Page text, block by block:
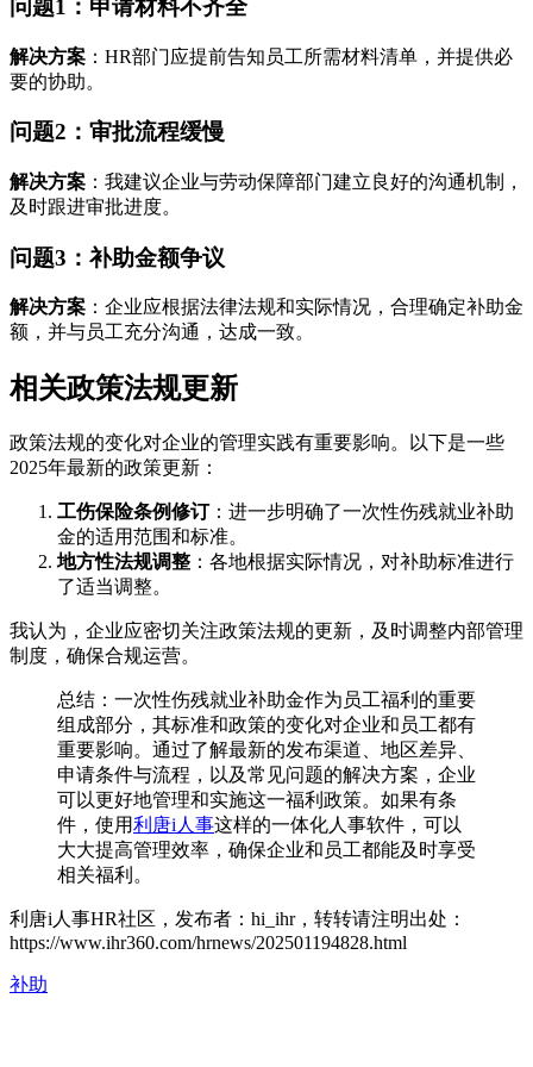
问题1：申请材料不齐全
解决方案 ：HR部门应提前告知员工所需材料清单，并提供必
要的协助。
问题2：审批流程缓慢
解决方案 ：我建议企业与劳动保障部门建立良好的沟通机制，
及时跟进审批进度。
问题3：补助金额争议
解决方案 ：企业应根据法律法规和实际情况，合理确定补助金
额，并与员工充分沟通，达成一致。
相关政策法规更新
政策法规的变化对企业的管理实践有重要影响。以下是一些
2025年最新的政策更新：
工伤保险条例修订：进一步明确了一次性伤残就业补助
金的适用范围和标准。
地方性法规调整 ：各地根据实际情况，对补助标准进行
了适当调整。
我认为，企业应密切关注政策法规的更新，及时调整内部管理
制度，确保合规运营。
总结：一次性伤残就业补助金作为员工福利的重要
组成部分，其标准和政策的变化对企业和员工都有
重要影响。通过了解最新的发布渠道、地区差异、
申请条件与流程，以及常见问题的解决方案，企业
可以更好地管理和实施这一福利政策。如果有条
件，使用利唐i人事这样的一体化人事软件，可以
大大提高管理效率，确保企业和员工都能及时享受
相关福利。
利唐i人事HR社区，发布者：hi_ihr，转转请注明出处：
https://www.ihr360.com/hrnews/202501194828.html
补助